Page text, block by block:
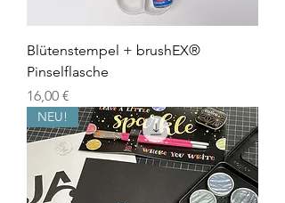
Blütenstempel + brushEX®
Pinselflasche
Preis
16,00 €
NEU!